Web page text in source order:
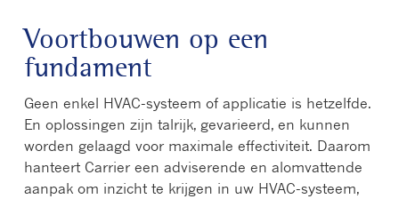
Voortbouwen op een
fundament
Geen enkel HVAC-systeem of applicatie is hetzelfde.
En oplossingen zijn talrijk, gevarieerd, en kunnen
worden gelaagd voor maximale effectiviteit. Daarom
hanteert Carrier een adviserende en alomvattende
aanpak om inzicht te krijgen in uw HVAC-systeem,